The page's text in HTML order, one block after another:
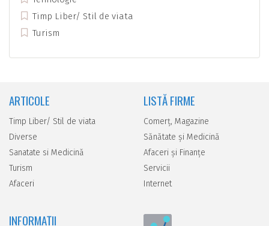
Timp Liber/ Stil de viata
Turism
ARTICOLE
Timp Liber/ Stil de viata
Diverse
Sanatate si Medicină
Turism
Afaceri
LISTĂ FIRME
Comerţ, Magazine
Sănătate şi Medicină
Afaceri şi Finanţe
Servicii
Internet
INFORMAȚII